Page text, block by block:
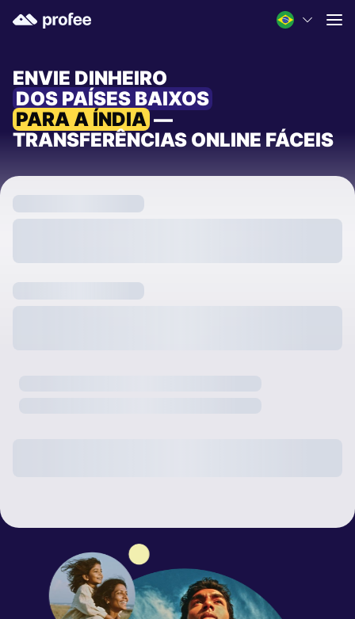
ENVIE DINHEIRO
DOS PAÍSES BAIXOS
PARA A ÍNDIA —
TRANSFERÊNCIAS ONLINE FÁCEIS